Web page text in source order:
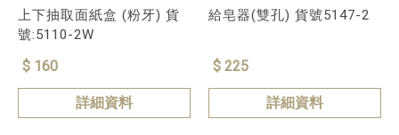
上下抽取面紙盒 (粉牙) 貨
號:5110-2W
$ 160
詳細資料
給皂器(雙孔) 貨號5147-2
$ 225
詳細資料